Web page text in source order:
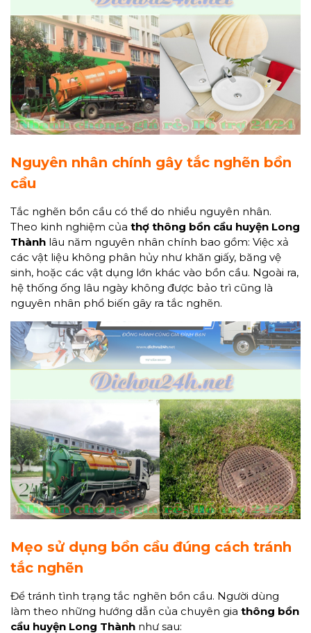
Nguyên nhân chính gây tắc nghẽn bồn
cầu
Tắc nghẽn bồn cầu có thể do nhiều nguyên nhân.
Theo kinh nghiệm của thợ thông bồn cầu huyện Long
Thành lâu năm nguyên nhân chính bao gồm: Việc xả
các vật liệu không phân hủy như khăn giấy, băng vệ
sinh, hoặc các vật dụng lớn khác vào bồn cầu. Ngoài ra,
hệ thống ống lâu ngày không được bảo trì cũng là
nguyên nhân phổ biến gây ra tắc nghẽn.
Mẹo sử dụng bồn cầu đúng cách tránh
tắc nghẽn
Để tránh tình trạng tắc nghẽn bồn cầu. Người dùng
làm theo những hướng dẫn của chuyên gia thông bồn
cầu huyện Long Thành như sau: